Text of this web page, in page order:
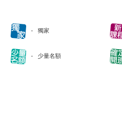
獨家
少量名額